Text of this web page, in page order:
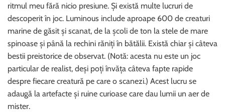
ritmul meu fără nicio presiune. Și există multe lucruri de
descoperit în joc. Luminous include aproape 600 de creaturi
marine de găsit și scanat, de la școli de ton la stele de mare
spinoase și până la rechini răniți în bătălii. Există chiar și câteva
bestii preistorice de observat. (Notă: acesta nu este un joc
particular de realist, deși poți învăța câteva fapte rapide
despre fiecare creatură pe care o scanezi.) Acest lucru se
adaugă la artefacte și ruine curioase care dau lumii un aer de
mister.